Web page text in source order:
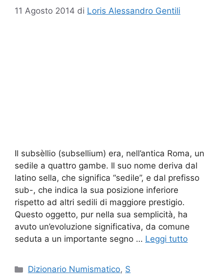
11 Agosto 2014 di Loris Alessandro Gentili
Il subsèllio (subsellium) era, nell’antica Roma, un
sedile a quattro gambe. Il suo nome deriva dal
latino sella, che significa “sedile”, e dal prefisso
sub-, che indica la sua posizione inferiore
rispetto ad altri sedili di maggiore prestigio.
Questo oggetto, pur nella sua semplicità, ha
avuto un’evoluzione significativa, da comune
seduta a un importante segno … Leggi tutto
Categorie
Dizionario Numismatico, S